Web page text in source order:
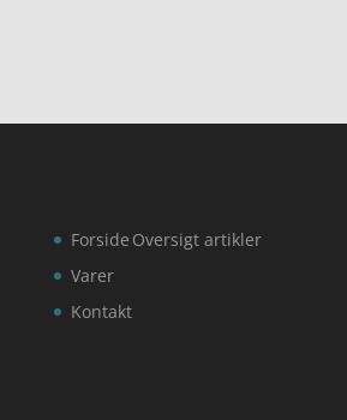
Forside
Varer
Kontakt
Oversigt artikler